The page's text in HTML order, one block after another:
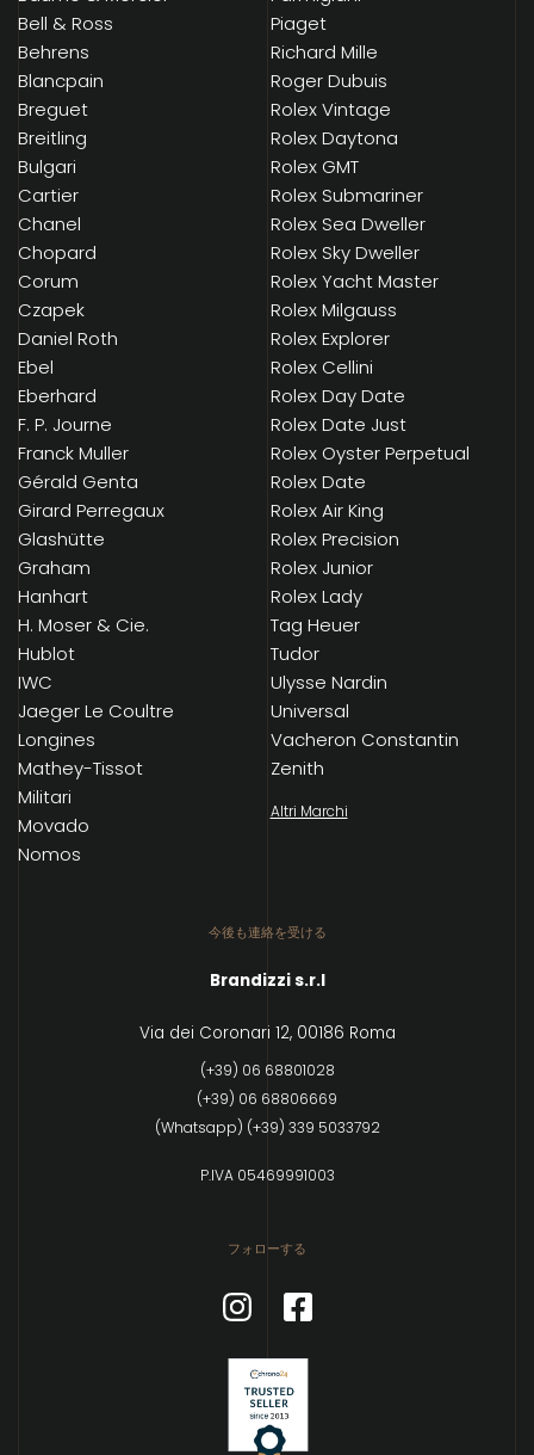
Bell & Ross
Behrens
Blancpain
Breguet
Breitling
Bulgari
Cartier
Chanel
Chopard
Corum
Czapek
Daniel Roth
Ebel
Eberhard
F. P. Journe
Franck Muller
Gérald Genta
Girard Perregaux
Glashütte
Graham
Hanhart
H. Moser & Cie.
Hublot
IWC
Jaeger Le Coultre
Longines
Mathey-Tissot
Militari
Movado
Nomos
Piaget
Richard Mille
Roger Dubuis
Rolex Vintage
Rolex Daytona
Rolex GMT
Rolex Submariner
Rolex Sea Dweller
Rolex Sky Dweller
Rolex Yacht Master
Rolex Milgauss
Rolex Explorer
Rolex Cellini
Rolex Day Date
Rolex Date Just
Rolex Oyster Perpetual
Rolex Date
Rolex Air King
Rolex Precision
Rolex Junior
Rolex Lady
Tag Heuer
Tudor
Ulysse Nardin
Universal
Vacheron Constantin
Zenith
Altri Marchi
今後も連絡を受ける
Brandizzi s.r.l
Via dei Coronari 12, 00186 Roma
(+39) 06 68801028
(+39) 06 68806669
(Whatsapp) (+39) 339 5033792
P.IVA 05469991003
フォローする